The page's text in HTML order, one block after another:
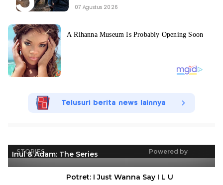
07 Agustus 2026
Telusuri berita news lainnya